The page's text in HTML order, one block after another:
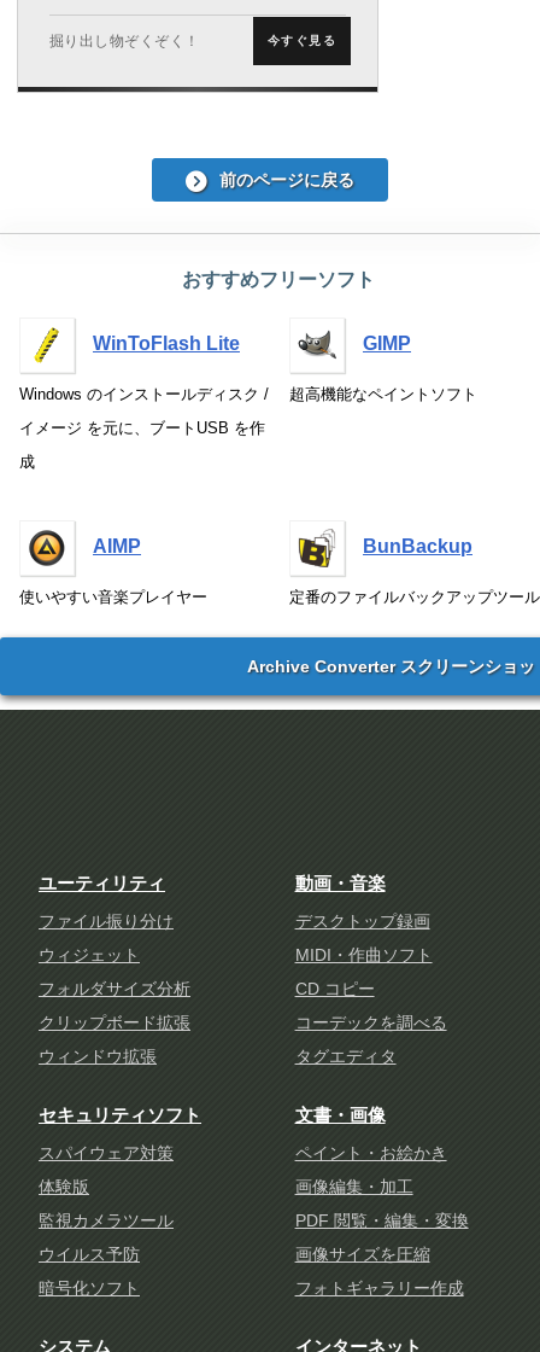
掘り出し物ぞくぞく！ 今すぐ見る
前のページに戻る
おすすめフリーソフト
WinToFlash Lite
Windows のインストールディスク /
イメージ を元に、ブートUSB を作
成
GIMP
超高機能なペイントソフト
AIMP
使いやすい音楽プレイヤー
BunBackup
定番のファイルバックアップツール
Archive Converter スクリーンショッ
ユーティリティ
ファイル振り分け
ウィジェット
フォルダサイズ分析
クリップボード拡張
ウィンドウ拡張
動画・音楽
デスクトップ録画
MIDI・作曲ソフト
CD コピー
コーデックを調べる
タグエディタ
セキュリティソフト
スパイウェア対策
体験版
監視カメラツール
ウイルス予防
暗号化ソフト
文書・画像
ペイント・お絵かき
画像編集・加工
PDF 閲覧・編集・変換
画像サイズを圧縮
フォトギャラリー作成
システム インターネット